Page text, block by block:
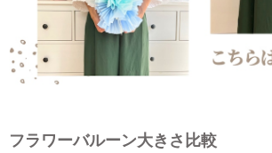
フラワーバルーン大きさ比較